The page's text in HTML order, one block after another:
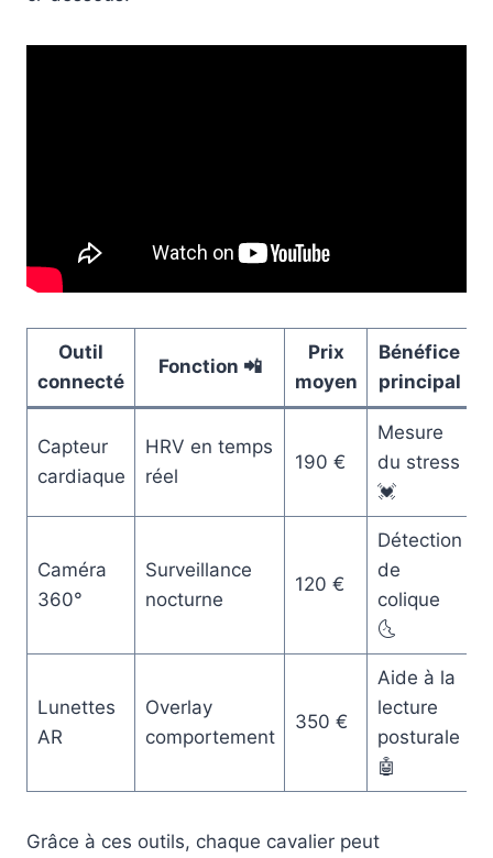
Outil
connecté
Fonction 📲
Prix
moyen
Bénéfice
principal
Capteur
cardiaque
HRV en temps
réel
190 €
Mesure
du stress
💓
Caméra
360°
Surveillance
nocturne
120 €
Détection
de
colique
🌜
Lunettes
AR
Overlay
comportement
350 €
Aide à la
lecture
posturale
🤖
Grâce à ces outils, chaque cavalier peut